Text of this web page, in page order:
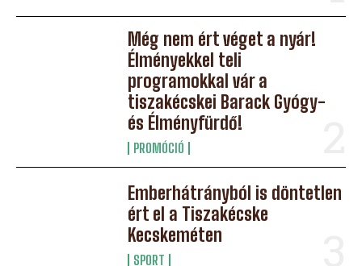
Még nem ért véget a nyár!
Élményekkel teli
programokkal vár a
tiszakécskei Barack Gyógy-
és Élményfürdő!
PROMÓCIÓ
Emberhátrányból is döntetlen
ért el a Tiszakécske
Kecskeméten
SPORT